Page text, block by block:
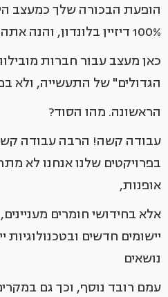
100% דיזיין בלונדון, והנה אתה
כאן מעצב עבור חברות
הגדולים" של התעשייה, ולא
הראשונה. מהו הסוד?
עבודה קשה! הרבה עבודה
בפרויקטים שלנו אנחנו לא
אופנות,
אלא בחידושי חומרים
יישומים חדשים ובטכנולוגיות
נושאים
עמם רובד נוסף, וכך גם